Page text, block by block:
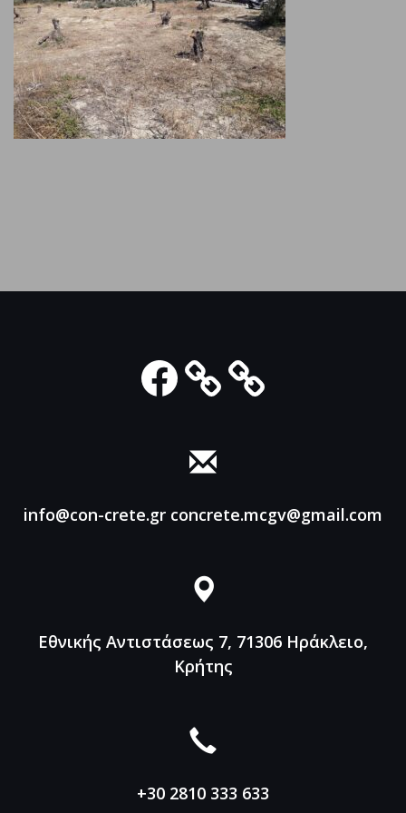
Facebook
info@con-crete.gr concrete.mcgv@gmail.com
Εθνικής Αντιστάσεως 7, 71306 Ηράκλειο,
Κρήτης
+30 2810 333 633